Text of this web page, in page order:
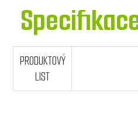
PRODUKTOVÝ
LIST